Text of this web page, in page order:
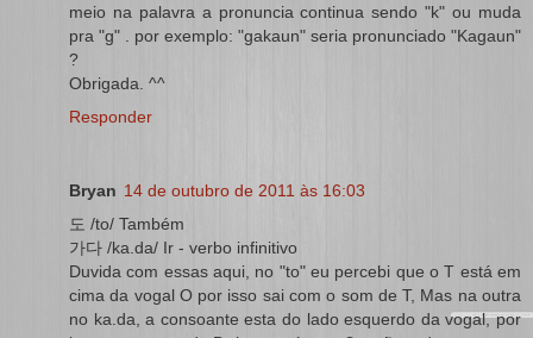
meio na palavra a pronuncia continua sendo "k" ou muda
pra "g" . por exemplo: "gakaun" seria pronunciado "Kagaun"
?
Obrigada. ^^
Responder
Bryan 14 de outubro de 2011 às 16:03
도 /to/ Também
가다 /ka.da/ Ir - verbo infinitivo
Duvida com essas aqui, no "to" eu percebi que o T está em
cima da vogal O por isso sai com o som de T, Mas na outra
no ka.da, a consoante esta do lado esquerdo da vogal, por